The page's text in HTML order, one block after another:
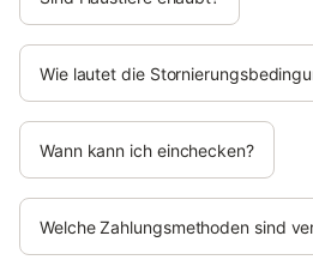
Wie lautet die
Wann kann ich einchecken?
Welche Zahlungsmethoden sind